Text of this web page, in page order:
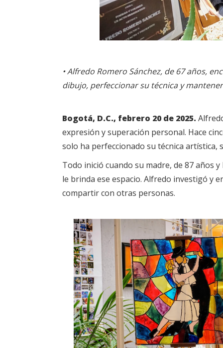
• Alfredo Romero Sánchez, de 67 años,
dibujo, perfeccionar su técnica y
Bogotá, D.C., febrero 20 de 2025.
expresión y superación personal. Hace
solo ha perfeccionado su técnica
Todo inició cuando su madre, de 87 años
le brinda ese espacio. Alfredo investigó y
compartir con otras personas.